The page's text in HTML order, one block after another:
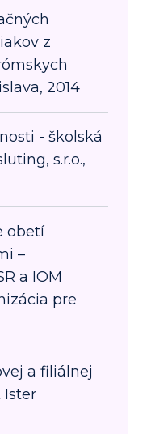
z
2014
- školská
s.r.o.,
obetí
–
a IOM
pre
a filiálnej
Ister